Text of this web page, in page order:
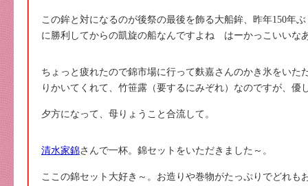
この鉾と対になるのが後祭の最後を飾る大船鉾、昨年150年
に勝利してからの凱旋の船なんですよね はーかっこいいな
ちょっと疲れたので錦市場に行って麩嘉さんのかき氷をいた
りかいてくれて、竹笹露（要するにみぞれ）なのですが、優
夕方になって、母りょうこと合流して。
清水家錦さんで一杯。錦セットをいただきました～。
ここの錦セット大好き～。お造りや巻物がたっぷりでどれも